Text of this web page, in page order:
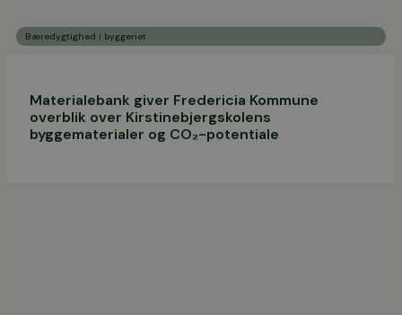
Bæredygtighed i byggeriet
Materialebank giver Fredericia Kommune
overblik over Kirstinebjergskolens
byggematerialer og CO₂-potentiale